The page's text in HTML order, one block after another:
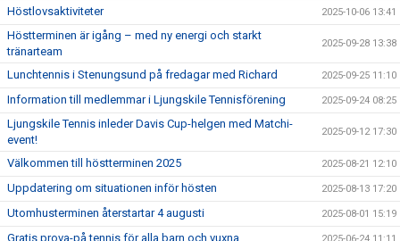
Höstlovsaktiviteter 2025-10-06 13:41
Höstterminen är igång – med ny energi och starkt
tränarteam
2025-09-28 13:38
Lunchtennis i Stenungsund på fredagar med Richard 2025-09-25 11:10
Information till medlemmar i Ljungskile Tennisförening 2025-09-24 08:25
Ljungskile Tennis inleder Davis Cup-helgen med Matchi-
event!
2025-09-12 17:30
Välkommen till höstterminen 2025 2025-08-21 12:10
Uppdatering om situationen inför hösten 2025-08-13 17:20
Utomhusterminen återstartar 4 augusti 2025-08-01 15:19
Gratis prova-på tennis för alla barn och vuxna